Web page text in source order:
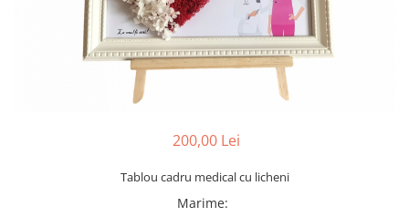
Tablou licheni pentru Barbati
Tablouri 40/30
Tablouri cu licheni pe canvas
200,00 Lei
Tablou cadru medical cu licheni
Marime: